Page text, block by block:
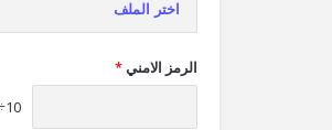
اختر الملف
الرمز الامني*
10÷3-2= ( 2 )